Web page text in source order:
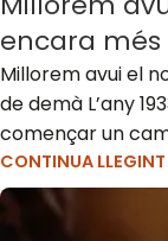
encara més
Millorem avui el
de demà L’any
començar un
CONTINUA LLEGINT